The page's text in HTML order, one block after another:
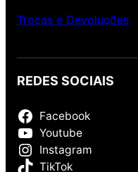
Trocas e Devoluções
REDES SOCIAIS
Facebook
Youtube
Instagram
TikTok